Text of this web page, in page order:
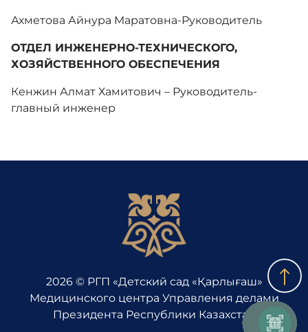
Ахметова Айнура Маратовна-Руководитель
ОТДЕЛ ИНЖЕНЕРНО-ТЕХНИЧЕСКОГО,
ХОЗЯЙСТВЕННОГО ОБЕСПЕЧЕНИЯ
Кенжин Алмат Хамитович – Руководитель-
главный инженер
2026 © РГП «Детский сад «Қарлығаш»
Медицинского центра Управления делами
Президента Республики Казахстан